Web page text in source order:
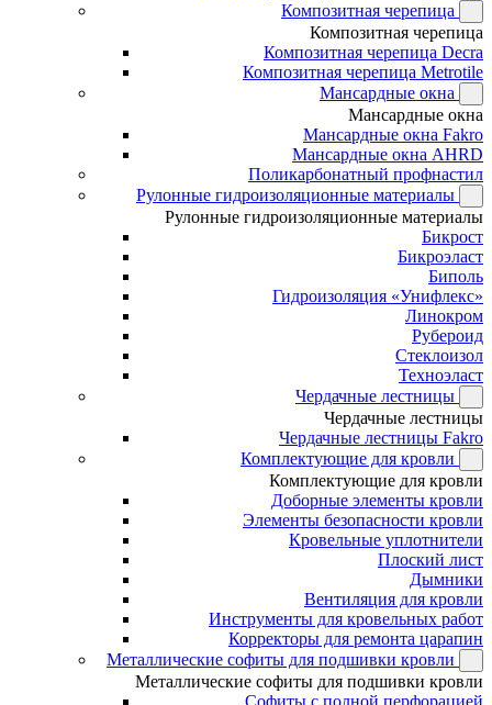
Композитная черепица
Композитная черепица
Композитная черепица Decra
Композитная черепица Metrotile
Мансардные окна
Мансардные окна
Мансардные окна Fakro
Мансардные окна AHRD
Поликарбонатный профнастил
Рулонные гидроизоляционные материалы
Рулонные гидроизоляционные материалы
Бикрост
Бикроэласт
Биполь
Гидроизоляция «Унифлекс»
Линокром
Рубероид
Стеклоизол
Техноэласт
Чердачные лестницы
Чердачные лестницы
Чердачные лестницы Fakro
Комплектующие для кровли
Комплектующие для кровли
Доборные элементы кровли
Элементы безопасности кровли
Кровельные уплотнители
Плоский лист
Дымники
Вентиляция для кровли
Инструменты для кровельных работ
Корректоры для ремонта царапин
Металлические софиты для подшивки кровли
Металлические софиты для подшивки кровли
Софиты с полной перфорацией